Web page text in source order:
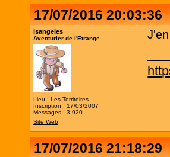
17/07/2016 20:03:36
isangeles
Aventurier de l'Etrange
Lieu : Les Territoires
Inscription : 17/03/2007
Messages : 3 920
Site Web
17/07/2016 21:18:29